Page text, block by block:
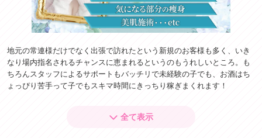
地元の常連様だけでなく出張で訪れたという新規のお客様も多く、いき
なり場内指名されるチャンスに恵まれるというのもうれしいところ。も
ちろんスタッフによるサポートもバッチリで未経験の子でも、お酒はち
ょっぴり苦手って子でもスキマ時間にきっちり稼ぎまくれます！
ツリ稼げるのは軽くスキンシップするだけのプレイ内容だから。過激な
全て表示